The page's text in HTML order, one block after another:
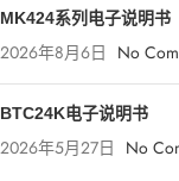
MK424系列电子说明书
2026年8月6日 No
BTC24K电子说明书
2026年5月27日 No